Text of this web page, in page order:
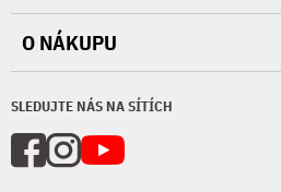
SLEDUJTE NÁS NA SÍTÍCH
O NÁKUPU